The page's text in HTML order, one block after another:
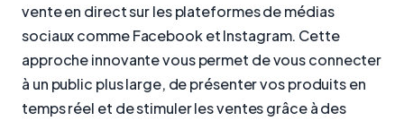
vente en direct sur les plateformes de médias
sociaux comme Facebook et Instagram. Cette
approche innovante vous permet de vous connecter
à un public plus large, de présenter vos produits en
temps réel et de stimuler les ventes grâce à des